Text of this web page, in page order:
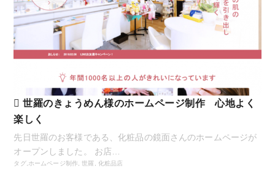
世羅のきょうめん様のホームページ制作 心地よく
楽しく
先日世羅のお客様である、化粧品の鏡面さんのホームページが
オープンしました。 お店…
タグ, ホームページ制作 ,世羅 化粧品店